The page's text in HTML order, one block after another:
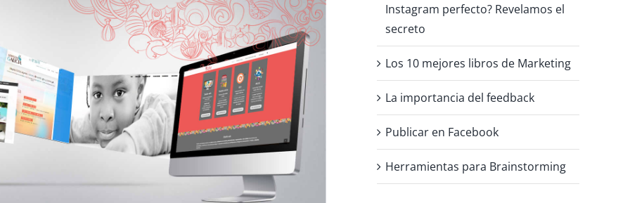
Instagram perfecto? Revelamos el
secreto
Los 10 mejores libros de Marketing
La importancia del feedback
Publicar en Facebook
Herramientas para Brainstorming